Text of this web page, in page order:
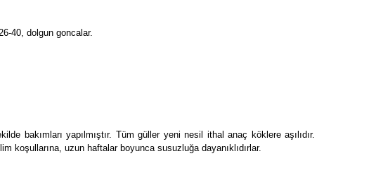
40, dolgun goncalar.
bakımları yapılmıştır. Tüm güller yeni nesil ithal anaç köklere aşılıdır.
koşullarına, uzun haftalar boyunca susuzluğa dayanıklıdırlar.